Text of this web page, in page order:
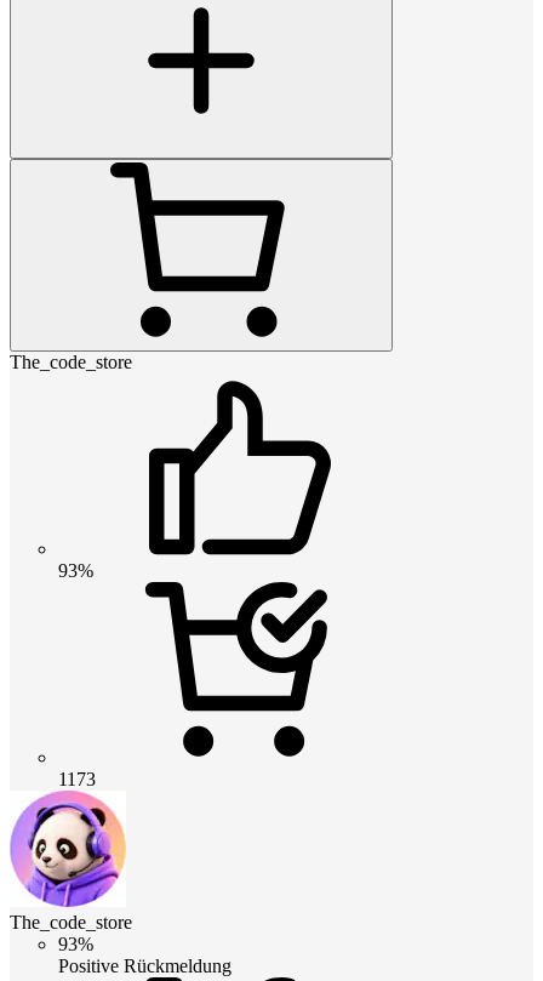
The_code_store
93%
1173
The_code_store
93%
Positive Rückmeldung